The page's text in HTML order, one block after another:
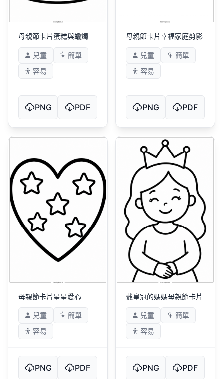
母親節卡片蛋糕與蠟燭
兒童
簡單
容易
PNG PDF
母親節卡片幸福家庭剪影
兒童
簡單
容易
PNG PDF
母親節卡片星星愛心
兒童
簡單
容易
PNG PDF
戴皇冠的媽媽母親節卡片
兒童
簡單
容易
PNG PDF